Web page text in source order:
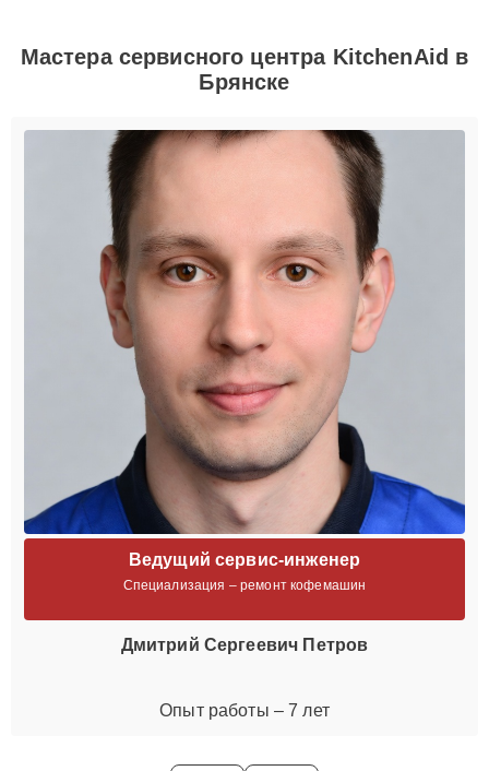
Мастера сервисного центра KitchenAid в
Брянске
Ведущий сервис-инженер
Специализация – ремонт кофемашин
Дмитрий Сергеевич Петров
Опыт работы – 7 лет